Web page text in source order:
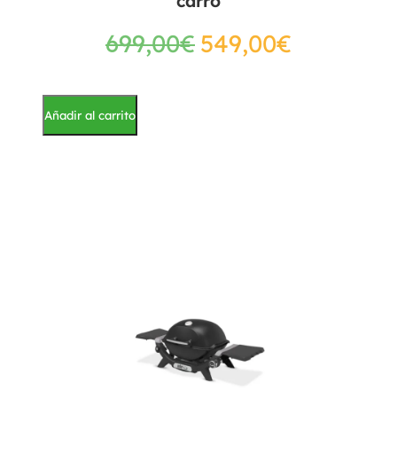
699,00€ 549,00€
Añadir al carrito